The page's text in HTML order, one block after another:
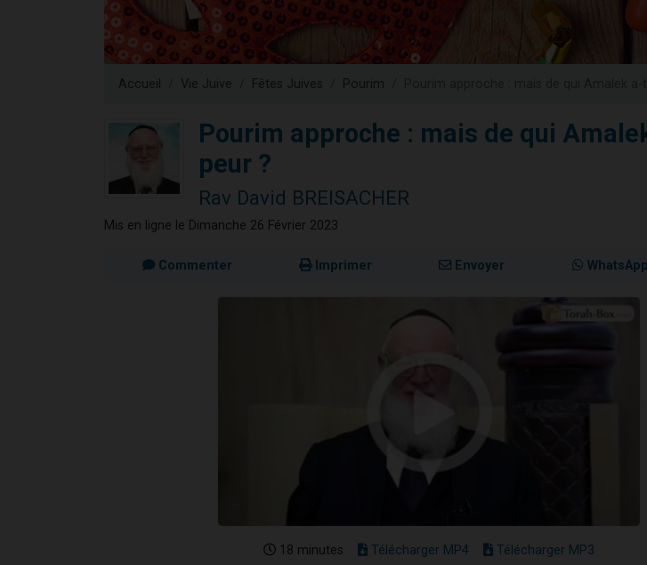
2 personnes viennent de faire un don pour Tsédaka :
Accueil Vie Juive Fêtes Juives Pourim
Pourim approche : mais de qui
peur ?
Rav David BREISACHER
Mis en ligne le Dimanche 26 Février 2023
Commenter Imprimer Envoyer WhatsApp
18 minutes Télécharger MP4 Télécharger MP3